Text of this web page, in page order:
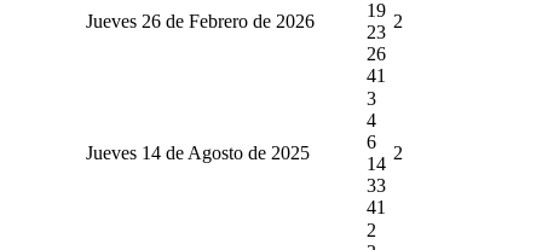
Jueves 26 de Febrero de 2026
19
23
26
41
2
Jueves 14 de Agosto de 2025
3
4
6
14
33
41
2
2